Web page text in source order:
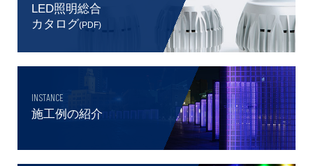
LED照明総合
カタログ(PDF)
INSTANCE
施工例の紹介